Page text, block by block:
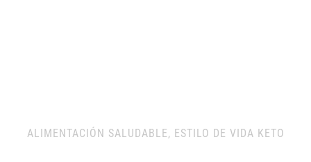
ALIMENTACIÓN SALUDABLE, ESTILO DE VIDA KETO